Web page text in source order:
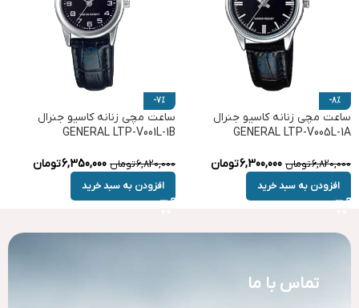
-8%
ساعت مچی زنانه کاسیو جنرال
GENERAL LTP-V005L-1A
6,820,000تومان 6,300,000تومان
افزودن به سبد خرید
-7%
ساعت مچی زنانه کاسیو جنرال
GENERAL LTP-V001L-1B
6,820,000تومان 6,350,000تومان
افزودن به سبد خرید
تماس با ما